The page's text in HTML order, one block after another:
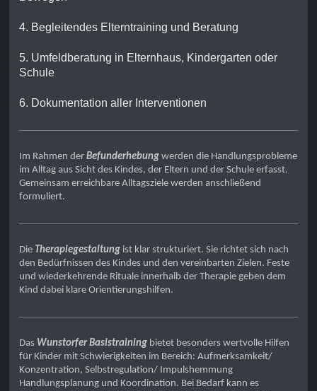
4. Begleitendes Elterntraining und Beratung
5. Umfeldberatung in Elternhaus, Kindergarten oder
Schule
6. Dokumentation aller Interventionen
Im Rahmen der Befunderhebungwerden die Handlungsprobleme
im Alltag aus Sicht des Kindes, der Eltern und der Schule erfasst.
Gemeinsam erreichbare Alltagsziele werden anschließend
formuliert.
Die Therapiegestaltungist klar strukturiert. Sie richtet sich nach
den Bedürfnissen des Kindes und den vereinbarten Zielen. Feste
und wiederkehrende Rituale innerhalb der Therapie geben dem
Kind dabei klare Orientierungshilfen.
Das Wunstorfer Basistrainingbietet besonders wertvolle Hilfen
für Kinder mit Schwierigkeiten im Bereich: Aufmerksamkeit/
Konzentration, Selbstregulation/ Impulshemmung
Handlungsplanung und Koordination. Bei Bedarf kann es